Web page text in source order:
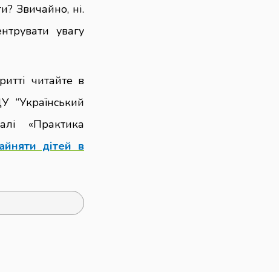
Звичайно, ні.
увагу
читайте в
“Український
«Практика
дітей в